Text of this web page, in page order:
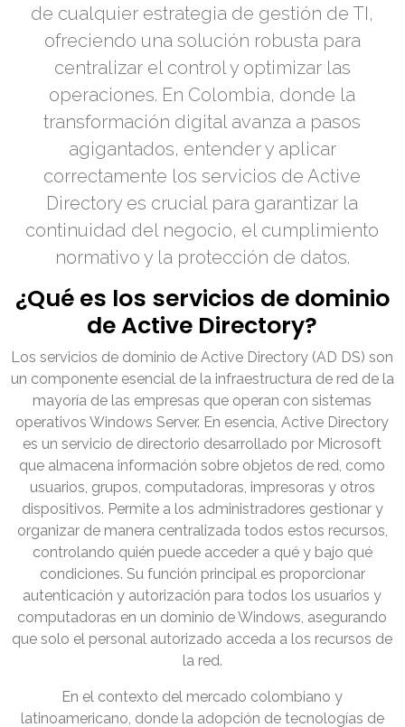
de cualquier estrategia de gestión de TI,
ofreciendo una solución robusta para
centralizar el control y optimizar las
operaciones. En Colombia, donde la
transformación digital avanza a pasos
agigantados, entender y aplicar
correctamente los servicios de Active
Directory es crucial para garantizar la
continuidad del negocio, el cumplimiento
normativo y la protección de datos.
¿Qué es los servicios de dominio
de Active Directory?
Los servicios de dominio de Active Directory (AD DS) son
un componente esencial de la infraestructura de red de la
mayoría de las empresas que operan con sistemas
operativos Windows Server. En esencia, Active Directory
es un servicio de directorio desarrollado por Microsoft
que almacena información sobre objetos de red, como
usuarios, grupos, computadoras, impresoras y otros
dispositivos. Permite a los administradores gestionar y
organizar de manera centralizada todos estos recursos,
controlando quién puede acceder a qué y bajo qué
condiciones. Su función principal es proporcionar
autenticación y autorización para todos los usuarios y
computadoras en un dominio de Windows, asegurando
que solo el personal autorizado acceda a los recursos de
la red.
En el contexto del mercado colombiano y
latinoamericano, donde la adopción de tecnologías de